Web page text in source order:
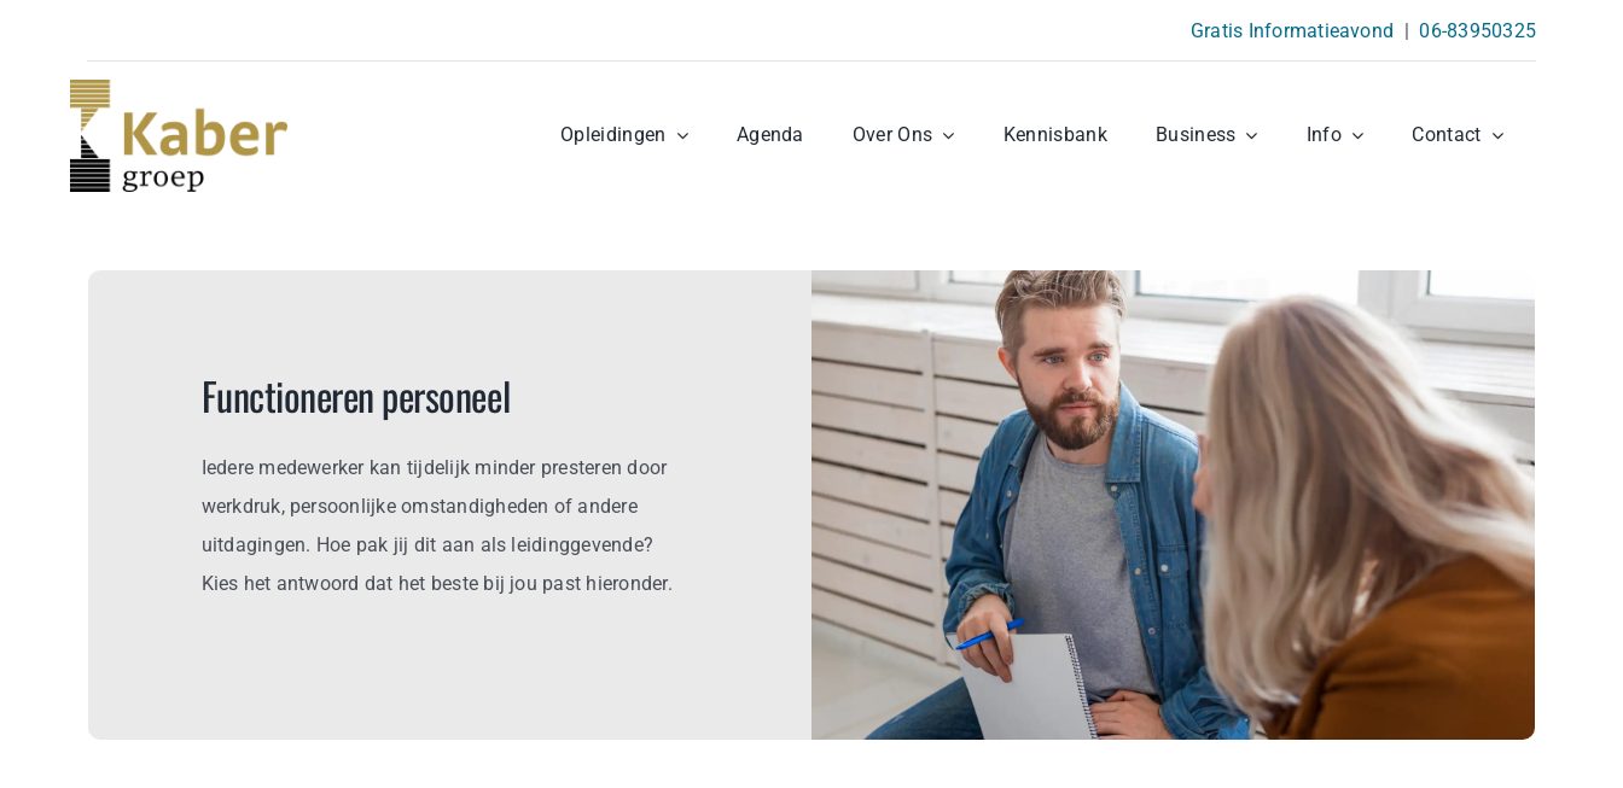
Gratis Informatieavond | 06-83950325
Opleidingen Agenda Over Ons Kennisbank Business Info Contact
Functioneren personeel
Iedere medewerker kan tijdelijk minder presteren door
werkdruk, persoonlijke omstandigheden of andere
uitdagingen. Hoe pak jij dit aan als leidinggevende?
Kies het antwoord dat het beste bij jou past hieronder.